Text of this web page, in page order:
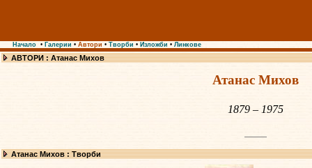
Начало • Галерии • Автори • Творби • Изложби • Линкове
АВТОРИ : Атанас Михов
Атанас Михов
1879 – 1975
Атанас Михов : Творби